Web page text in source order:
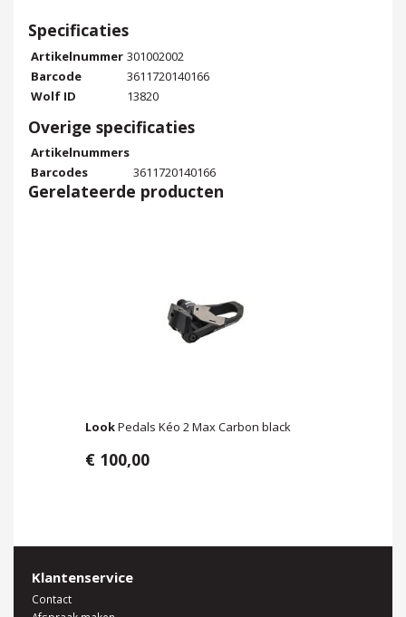
Specificaties
Artikelnummer 301002002
Barcode
3611720140166
Wolf ID
13820
Overige specificaties
Artikelnummers
Barcodes
3611720140166
Gerelateerde producten
LookPedals Kéo 2 Max Carbon black
€ 100,00
Klantenservice
Contact